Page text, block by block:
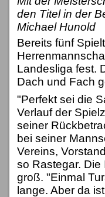
den Titel in der
Michael Hunold
Bereits fünf
Landesliga fest.
Dach und Fach
"Perfekt sei die
Verlauf der
seiner
bei seiner
Vereins,
so Rastegar.
groß. "Einmal
lange. Aber da